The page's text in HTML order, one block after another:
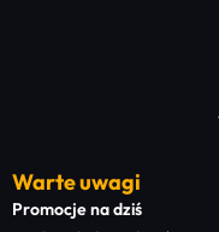
Warte uwagi
Promocje na dziś